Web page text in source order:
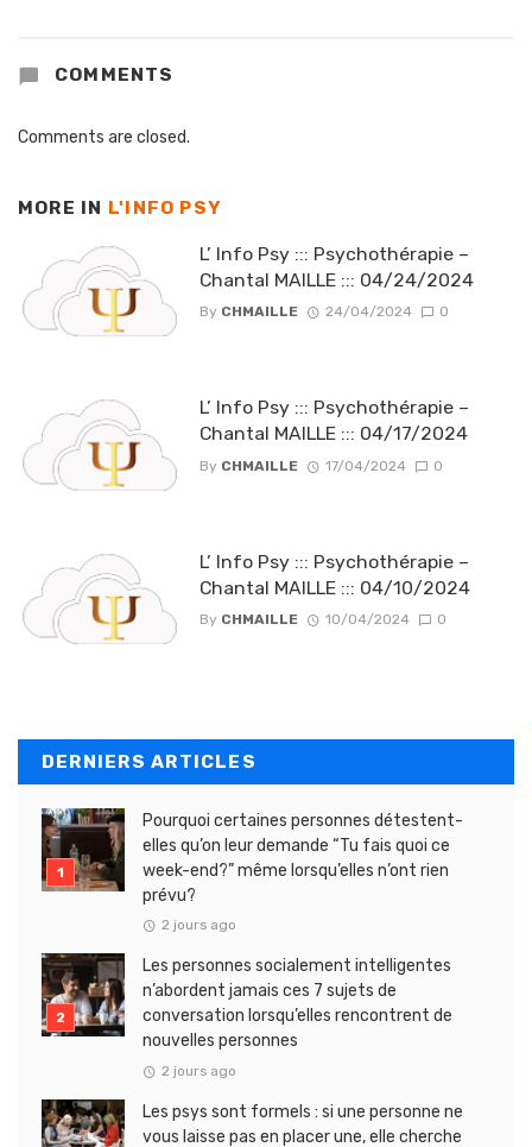
COMMENTS
Comments are closed.
MORE IN L'INFO PSY
L’ Info Psy ::: Psychothérapie –
Chantal MAILLE ::: 04/24/2024
By CHMAILLE 24/04/2024 0
L’ Info Psy ::: Psychothérapie –
Chantal MAILLE ::: 04/17/2024
By CHMAILLE 17/04/2024 0
L’ Info Psy ::: Psychothérapie –
Chantal MAILLE ::: 04/10/2024
By CHMAILLE 10/04/2024 0
DERNIERS ARTICLES
Pourquoi certaines personnes détestent-
elles qu’on leur demande “Tu fais quoi ce
week-end?” même lorsqu’elles n’ont rien
prévu?
2 jours ago
Les personnes socialement intelligentes
n’abordent jamais ces 7 sujets de
conversation lorsqu’elles rencontrent de
nouvelles personnes
2 jours ago
Les psys sont formels : si une personne ne
vous laisse pas en placer une, elle cherche